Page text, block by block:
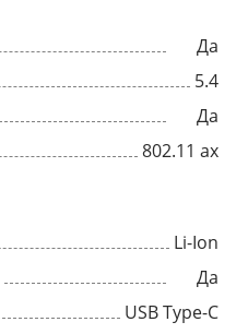
Да
5.4
Да
802.11 ax
Li-Ion
Да
USB Type-C